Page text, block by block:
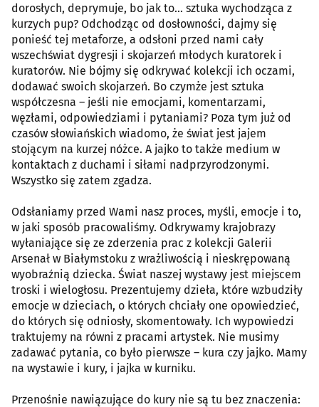
dorosłych, deprymuje, bo jak to... sztuka wychodząca z
kurzych pup? Odchodząc od dosłowności, dajmy się
ponieść tej metaforze, a odsłoni przed nami cały
wszechświat dygresji i skojarzeń młodych kuratorek i
kuratorów. Nie bójmy się odkrywać kolekcji ich oczami,
dodawać swoich skojarzeń. Bo czymże jest sztuka
współczesna – jeśli nie emocjami, komentarzami,
węzłami, odpowiedziami i pytaniami? Poza tym już od
czasów słowiańskich wiadomo, że świat jest jajem
stojącym na kurzej nóżce. A jajko to także medium w
kontaktach z duchami i siłami nadprzyrodzonymi.
Wszystko się zatem zgadza.
Odsłaniamy przed Wami nasz proces, myśli, emocje i to,
w jaki sposób pracowaliśmy. Odkrywamy krajobrazy
wyłaniające się ze zderzenia prac z kolekcji Galerii
Arsenał w Białymstoku z wrażliwością i nieskrępowaną
wyobraźnią dziecka. Świat naszej wystawy jest miejscem
troski i wielogłosu. Prezentujemy dzieła, które wzbudziły
emocje w dzieciach, o których chciały one opowiedzieć,
do których się odniosły, skomentowały. Ich wypowiedzi
traktujemy na równi z pracami artystek. Nie musimy
zadawać pytania, co było pierwsze – kura czy jajko. Mamy
na wystawie i kury, i jajka w kurniku.
Przenośnie nawiązujące do kury nie są tu bez znaczenia: